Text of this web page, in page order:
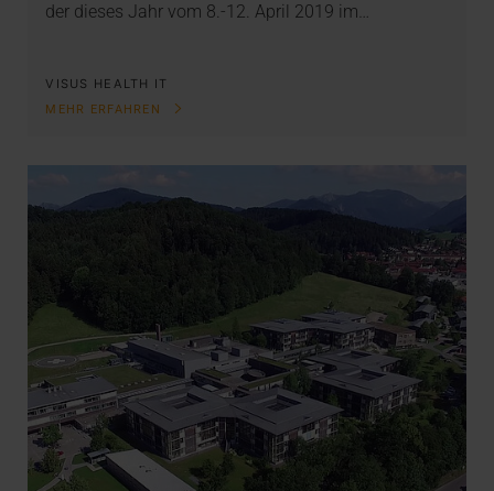
der dieses Jahr vom 8.-12. April 2019 im…
VISUS HEALTH IT
MEHR ERFAHREN